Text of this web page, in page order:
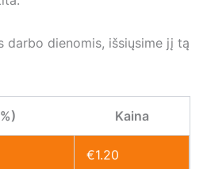
darbo dienomis, išsiųsime jį tą
Kaina
€1.20